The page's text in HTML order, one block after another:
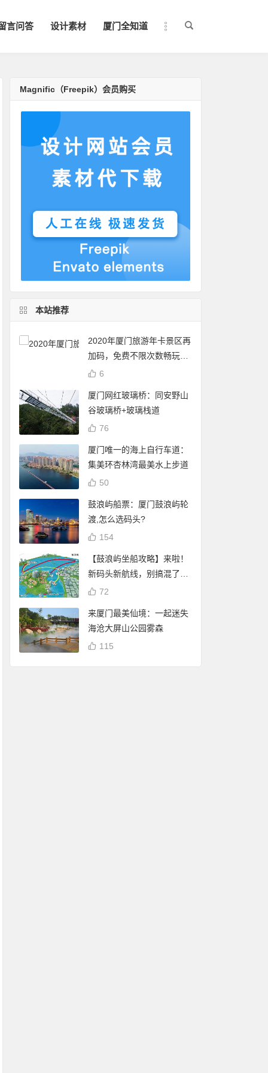
言问答 设计素材 厦门全知道
Magnific（Freepik）会员购买
本站推荐
2020年厦门旅游年卡景区再
加码，免费不限次数畅玩24
个景点
6
厦门网红玻璃桥：同安野山
谷玻璃桥+玻璃栈道
76
厦门唯一的海上自行车道：
集美环杏林湾最美水上步道
50
鼓浪屿船票：厦门鼓浪屿轮
渡,怎么选码头?
154
【鼓浪屿坐船攻略】来啦！
新码头新航线，别搞混了
哦！72
来厦门最美仙境：一起迷失
海沧大屏山公园雾森
115